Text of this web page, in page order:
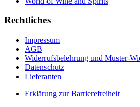
Rechtliches
Impressum
AGB
Widerrufsbelehrung und Muster-
Datenschutz
Lieferanten
Erklärung zur Barrierefreiheit